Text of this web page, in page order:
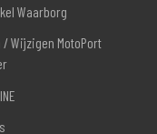
Waarborg
Wijzigen MotoPort